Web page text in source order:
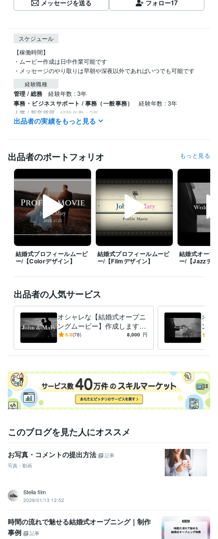
メッセージを送る フォロー17
スケジュール
【稼働時間】
・ムービー作成は日中作業可能です
・メッセージのやり取りは早朝や深夜以外であればいつでも可能です
経験職種
管理 / 総務 経験年数 : 3年
事務・ビジネスサポート / 事務（一般事務） 経験年数 : 3年
人事 / 新卒採用 経験年数 : 2年
人事 / 中途採用 経験年数 : 2年
動画編集・映像制作 結婚式オープニングムービー作成
結婚式 結婚式ムービー ウェディング
ウェディングムービー
出品者の実績をもっと見る
出品者のポートフォリオ もっと見る
結婚式プロフィールムービ
ー/【Colorデザイン】
結婚式プロフィールムービ
ー/【Filmデザイン】
結婚式オープ
ー/【Jazzデ
出品者の人気サービス
オシャレな【結婚式オープニ
ングムービー】作成します
＜飽きさせない！＞テンポ良
5.0(78) 8,000 円
オシ
ング
＜一
このブログを見た人にオススメ
お写真・コメントの提出方法
記事
写真・動画
Stella film
2026/01/13 12:52
時間の流れで魅せる結婚式オープニング｜制作
事例
記事